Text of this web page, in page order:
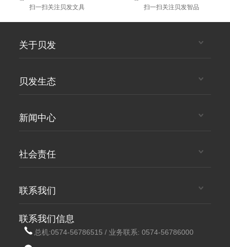
扫一扫关注贝发文具 扫一扫关注贝发智品
关于贝发
贝发生态
新闻中心
社会责任
联系我们
联系我们信息
总机:0574-56786515 / 业务联系: 0574-56786000